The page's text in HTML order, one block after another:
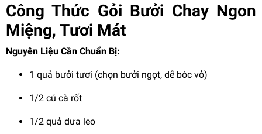
Công Thức Gỏi Bưởi Chay Ngon
Miệng, Tươi Mát
Nguyên Liệu Cần Chuẩn Bị:
1 quả bưởi tươi (chọn bưởi ngọt, dễ bóc vỏ)
1/2 củ cà rốt
1/2 quả dưa leo